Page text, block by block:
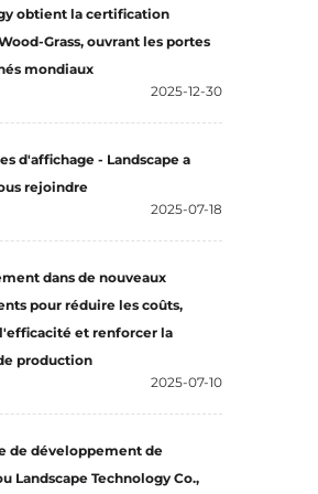
obtient la certification
Grass, ouvrant les portes
mondiaux
2025-12-30
d'affichage - Landscape a
rejoindre
2025-07-18
dans de nouveaux
pour réduire les coûts,
et renforcer la
production
2025-07-10
de développement de
Landscape Technology Co.,